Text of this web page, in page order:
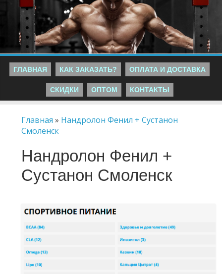
ГЛАВНАЯ КАК ЗАКАЗАТЬ? ОПЛАТА И ДОСТАВКА
СКИДКИ ОПТОМ КОНТАКТЫ
Главная » Нандролон Фенил + Сустанон
Смоленск
Нандролон Фенил +
Сустанон Смоленск